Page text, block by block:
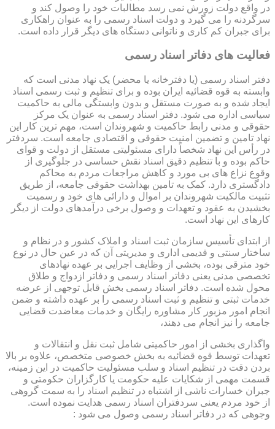
در واقع دولت زورش نمی رسد مطالبات خود را وصول کند و
سرگردنه را می گیرد و دولت اسناد رسمی را به عنوان راهکاری
برای جبران کم کاری و ناتوانی دستگاه های دیگر قرار داده است.
فعالیت های دفاتر اسناد رسمی
دفتر اسناد رسمی (یا دفترخانه یا محضر) یک نهاد مدنی است که
وابسته به قوه قضائیه ایران بوده و برای تنظیم و ثبت رسمی اسناد
ایجاد شده و به صورت مستقل و بدون وابستگی مالی به حاکمیت
سیاسی اداره می شود. دفتر اسناد رسمی به عنوان یک مرکز
حقوقی و مدنی رابط حاکمیت و شهروندان است، مهم ترین کار این
نهاد تامین و تضمین امنیت حقوقی و اقتصادی جامعه است. سردفتر
در رأس این نهاد شخصاً دارای مسئولیتی مستقل از دولت و قوای
حاکم بوده و با تنظیم دقیق اسناد نقش حساسی در جلوگیری از
وقوع نزاع های بی مورد و کاهش مراجعات مردم به محاکم
دادگستری دارد. کمک به تامین بهداشت حقوقی جامعه، از طریق
تثبیت مالکیت شهروندان بر اموال و دارائی های خود و رسمیت
بخشیدن به عقود و تعهدات و وصول برخی درآمدهای دولت از دیگر
کارهای این نهاد است.
از ابتدای تأسیس سازمان ثبت اسناد و املاک کشور و در نظام و
ساختار سنتی و قدیمی اداری و مدیریتی آن که در عین حال در نوع
خود مترقی بوده، بخشی از وظایف اجرایی بر عهده نهادهای
تخصصی مدنی یعنی دفاتر اسناد رسمی و دفاتر ازدواج و طلاق
محول شده است. دفاتر اسناد رسمی بخش قابل توجهی از عرضه
خدمات ثبتی و تنظیم و ثبت اسناد رسمی را بر عهده داشته و ضمن
انجام امور مزبور کار مشاوره رایگان و خدمات معاضدت قضایی
جامعه را نیز انجام می دهند،
واگذاری بخشی از امور حاکمیتی شامل ثبت نقل و انتقالات و
تعهدات توسط قوه قضائیه به بخش خصوصی متخصص، علاوه بر بالا
بردن دقت در تنظیم اسناد و سلب مسئولیت حاکمیت در این زمینه،
قسمت مهمی از شکایات علیه حکومت یا کارگزاران حکومتی و
جبران خسارات ناشی از اشتباه در تنظیم اسناد را به سمت گروهی
از خود مردم یعنی سردفتران اسناد رسمی هدایت نموده است.
وجوهی که در دفاتر اسناد رسمی وصول می شود :